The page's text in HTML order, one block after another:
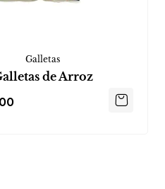
Galletas
de Arroz